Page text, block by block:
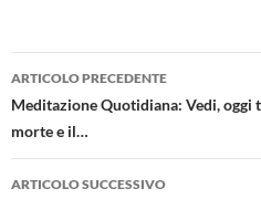
Navigazione
articolo
ARTICOLO PRECEDENTE
Meditazione Quotidiana: Vedi, oggi
morte e il…
ARTICOLO SUCCESSIVO